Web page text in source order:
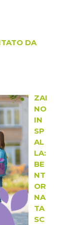
DA
ZAI
NO
IN
SP
AL
LA:
BE
NT
OR
NA
TA
SC